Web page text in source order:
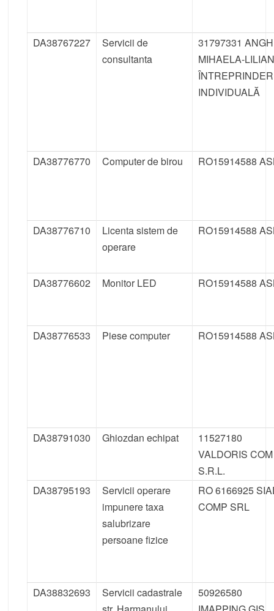
DA38767227
Servicii de
consultanta
31797331
MIHAELA-
INDIVIDUALĂ
DA38776770 Computer de birou RO15914588
DA38776710
Licenta sistem de
operare
RO15914588
DA38776602 Monitor LED RO15914588
DA38776533 Piese computer RO15914588
DA38791030 Ghiozdan echipat
11527180
VALDORIS COM
S.R.L.
DA38795193
Servicii operare
impunere taxa
salubrizare
persoane fizice
RO 6166925
COMP SRL
DA38832693
Servicii cadastrale
50926580